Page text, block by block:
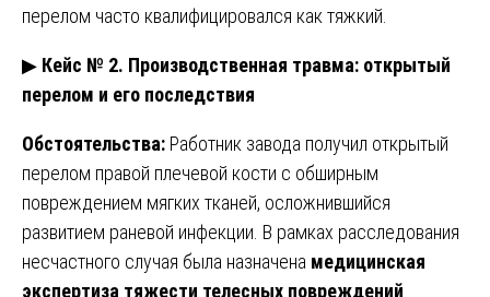
перелом часто квалифицировался как тяжкий.
▶ Кейс № 2. Производственная травма: открытый
перелом и его последствия
Обстоятельства: Работник завода получил открытый
перелом правой плечевой кости с обширным
повреждением мягких тканей, осложнившийся
развитием раневой инфекции. В рамках расследования
несчастного случая была назначена медицинская
экспертиза тяжести телесных повреждений